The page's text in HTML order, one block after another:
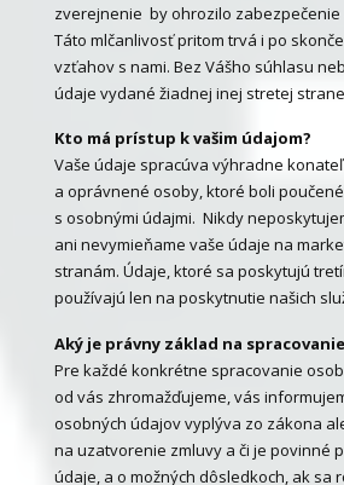
zverejnenie by ohrozilo zabezpečenie
Táto mlčanlivosť pritom trvá i po
vzťahov s nami. Bez Vášho súhlasu
údaje vydané žiadnej inej stretej
Kto má prístup k vašim údajom?
Vaše údaje spracúva výhradne
a oprávnené osoby, ktoré boli
s osobnými údajmi. Nikdy
ani nevymieňame vaše údaje na
stranám. Údaje, ktoré sa poskytujú
používajú len na poskytnutie našich
Aký je právny základ na
Pre každé konkrétne spracovanie
od vás zhromažďujeme, vás
osobných údajov vyplýva zo zákona
na uzatvorenie zmluvy a či je povinné
údaje, a o možných dôsledkoch, ak sa